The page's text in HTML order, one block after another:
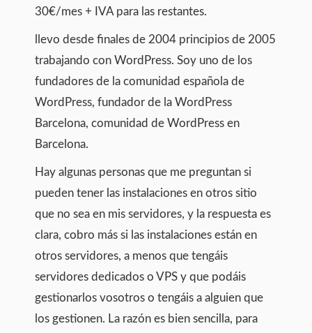
30€/mes + IVA para las restantes.
llevo desde finales de 2004 principios de 2005
trabajando con WordPress. Soy uno de los
fundadores de la comunidad española de
WordPress, fundador de la WordPress
Barcelona, comunidad de WordPress en
Barcelona.
Hay algunas personas que me preguntan si
pueden tener las instalaciones en otros sitio
que no sea en mis servidores, y la respuesta es
clara, cobro más si las instalaciones están en
otros servidores, a menos que tengáis
servidores dedicados o VPS y que podáis
gestionarlos vosotros o tengáis a alguien que
los gestionen. La razón es bien sencilla, para